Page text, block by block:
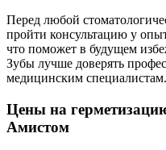
Перед любой
пройти консультацию у
что поможет в будущем
Зубы лучше доверять
медицинским специалистам.
Цены на
Амистом